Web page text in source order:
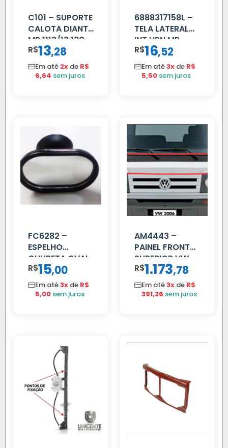
C101 – SUPORTE
CALOTA DIANT
MB 1113/13.130
R$13,28
Em até 2x de R$
6,64 sem juros
6888317158L –
TELA LATERAL
INT HPN MB
709/MB 1618 LD
TELA
R$16,52
Em até3x de R$
5,50 sem juros
FC6282 –
ESPELHO
CHUPETA OVAL
R$15,00
Em até3x de R$
5,00 sem juros
AM4443 –
PAINEL FRONTAL
SUPERIOR VW
DELIVERY
R$1.173,78
Em até3x de R$
391,26 sem juros